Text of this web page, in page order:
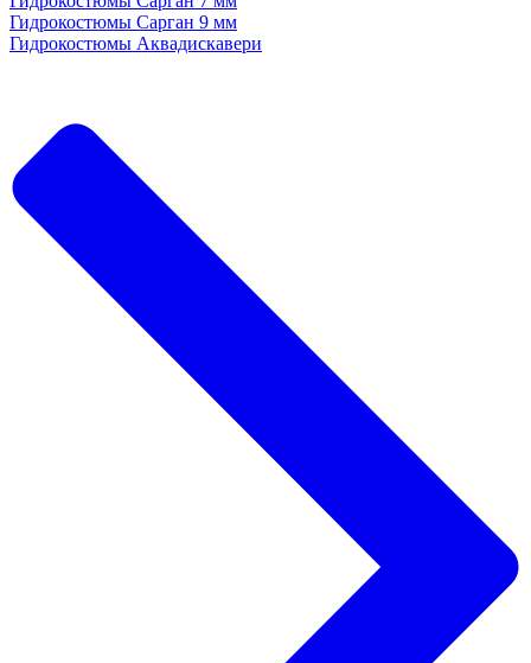
Гидрокостюмы Сарган 9 мм
Гидрокостюмы Аквадискавери